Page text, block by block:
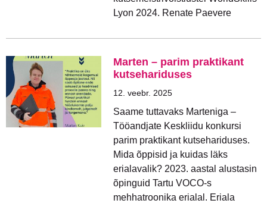
Lyon 2024. Renate Paevere
Marten – parim praktikant
kutsehariduses
12. veebr. 2025
Saame tuttavaks Marteniga –
Tööandjate Keskliidu konkursi
parim praktikant kutsehariduses.
Mida õppisid ja kuidas läks
erialavalik? 2023. aastal alustasin
õpinguid Tartu VOCO-s
mehhatroonika erialal. Eriala